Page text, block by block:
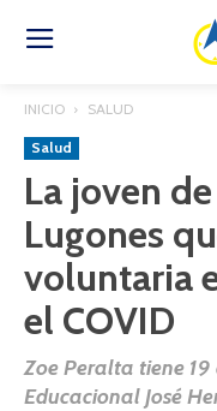
INICIO SALUD
Salud
La joven
Lugones
voluntaria
el COVID
Zoe Peralta tiene
Educacional José